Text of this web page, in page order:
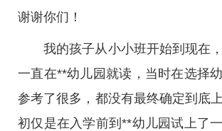
谢谢你们！
我的孩子从小小班开始到现在
一直在**幼儿园就读，当时在选择
参考了很多，都没有最终确定到底
初仅是在入学前到**幼儿园试上了